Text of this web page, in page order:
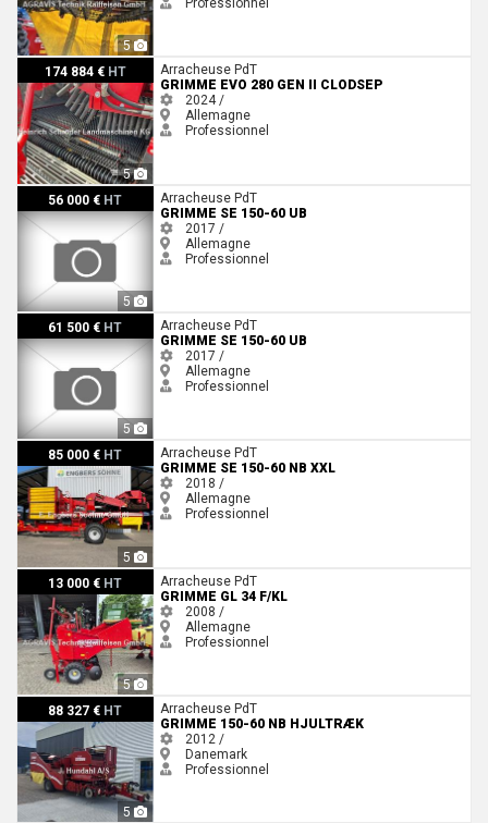
5
Professionnel
174 884 € HT
5
Grimme EVO 280 GEN II CLODSEP
Arracheuse PdT
GRIMME EVO 280 GEN II CLODSEP
2024 /
Allemagne
Professionnel
56 000 € HT
5
Grimme SE 150-60 UB
Arracheuse PdT
GRIMME SE 150-60 UB
2017 /
Allemagne
Professionnel
61 500 € HT
5
Grimme SE 150-60 UB
Arracheuse PdT
GRIMME SE 150-60 UB
2017 /
Allemagne
Professionnel
85 000 € HT
5
Grimme SE 150-60 NB XXLArracheuse PdT
GRIMME SE 150-60 NB XXL
2018 /
Allemagne
Professionnel
13 000 € HT
5
Grimme GL 34 F/KL
Arracheuse PdT
GRIMME GL 34 F/KL
2008 /
Allemagne
Professionnel
88 327 € HT
5
Grimme 150-60 NB HJULTRÆKArracheuse PdT
GRIMME 150-60 NB HJULTRÆK
2012 /
Danemark
Professionnel